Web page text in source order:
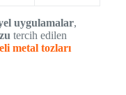
uygulamalar,
tercih edilen
metal tozları